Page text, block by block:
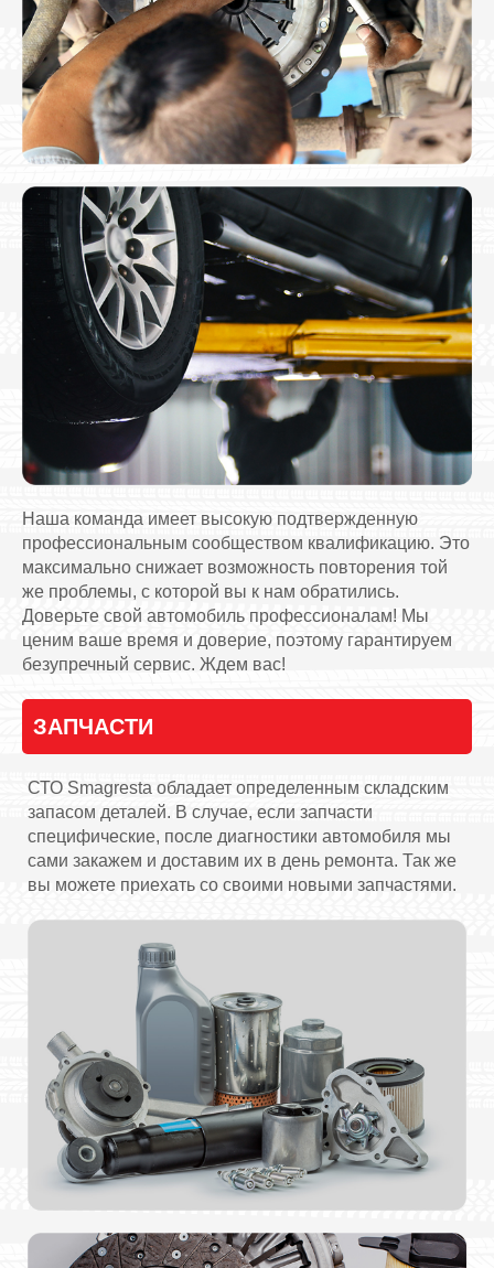
Наша команда имеет высокую подтвержденную
профессиональным сообществом квалификацию. Это
максимально снижает возможность повторения той
же проблемы, с которой вы к нам обратились.
Доверьте свой автомобиль профессионалам! Мы
ценим ваше время и доверие, поэтому гарантируем
безупречный сервис. Ждем вас!
ЗАПЧАСТИ
СТО Smagresta обладает определенным складским
запасом деталей. В случае, если запчасти
специфические, после диагностики автомобиля мы
сами закажем и доставим их в день ремонта. Так же
вы можете приехать со своими новыми запчастями.